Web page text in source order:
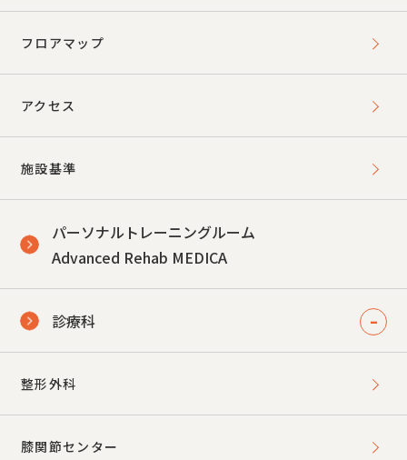
フロアマップ
アクセス
施設基準
パーソナルトレーニングルーム
Advanced Rehab MEDICA
診療科
整形外科
膝関節センター